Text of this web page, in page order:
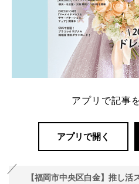
アプリで記事
アプリで開く
【福岡市中央区白金】推し